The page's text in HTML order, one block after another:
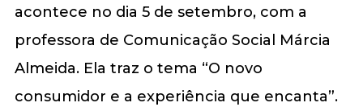
acontece no dia 5 de setembro, com a
professora de Comunicação Social Márcia
Almeida. Ela traz o tema “O novo
consumidor e a experiência que encanta”.